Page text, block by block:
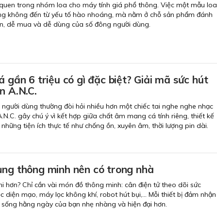
trong nhóm loa cho máy tính giá phổ thông. Việc một mẫu loa
không đến từ yếu tố hào nhoáng, mà nằm ở chỗ sản phẩm đánh
dễ mua và dễ dùng của số đông người dùng.
gần 6 triệu có gì đặc biệt? Giải mã sức hút
A.N.C.
dùng thường đòi hỏi nhiều hơn một chiếc tai nghe nghe nhạc
gây chú ý vì kết hợp giữa chất âm mang cá tính riêng, thiết kế
tiện ích thực tế như chống ồn, xuyên âm, thời lượng pin dài.
thông minh nên có trong nhà
hơn? Chỉ cần vài món đồ thông minh: cân điện tử theo dõi sức
diện mạo, máy lọc không khí, robot hút bụi,... Mỗi thiết bị đảm nhận
hằng ngày của bạn nhẹ nhàng và hiện đại hơn.